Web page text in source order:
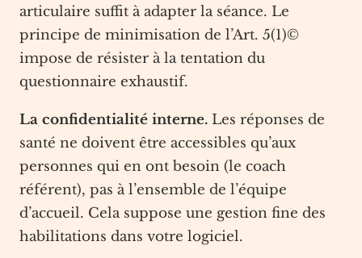
articulaire suffit à adapter la séance. Le
principe de minimisation de l’Art. 5(1)©
impose de résister à la tentation du
questionnaire exhaustif.
La confidentialité interne. Les réponses de
santé ne doivent être accessibles qu’aux
personnes qui en ont besoin (le coach
référent), pas à l’ensemble de l’équipe
d’accueil. Cela suppose une gestion fine des
habilitations dans votre logiciel.